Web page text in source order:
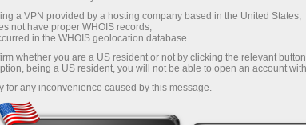
a VPN provided by a hosting company based in the United States;
not have proper WHOIS records;
in the WHOIS geolocation database.
whether you are a US resident or not by clicking the relevant
being a US resident, you will not be able to open an account
for any inconvenience caused by this message.